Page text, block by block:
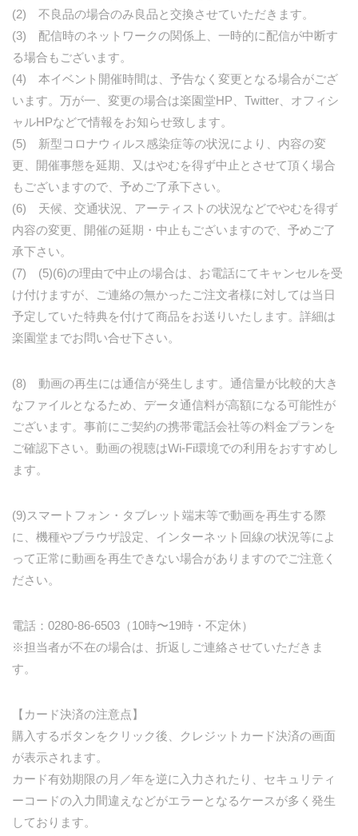
(2) 不良品の場合のみ良品と交換させていただきます。
(3) 配信時のネットワークの関係上、一時的に配信が中断す
る場合もございます。
(4) 本イベント開催時間は、予告なく変更となる場合がござ
います。万が一、変更の場合は楽園堂HP、Twitter、オフィシ
ャルHPなどで情報をお知らせ致します。
(5) 新型コロナウィルス感染症等の状況により、内容の変
更、開催事態を延期、又はやむを得ず中止とさせて頂く場合
もございますので、予めご了承下さい。
(6) 天候、交通状況、アーティストの状況などでやむを得ず
内容の変更、開催の延期・中止もございますので、予めご了
承下さい。
(7) (5)(6)の理由で中止の場合は、お電話にてキャンセルを受
け付けますが、ご連絡の無かったご注文者様に対しては当日
予定していた特典を付けて商品をお送りいたします。詳細は
楽園堂までお問い合せ下さい。
(8) 動画の再生には通信が発生します。通信量が比較的大き
なファイルとなるため、データ通信料が高額になる可能性が
ございます。事前にご契約の携帯電話会社等の料金プランを
ご確認下さい。動画の視聴はWi-Fi環境での利用をおすすめし
ます。
(9)スマートフォン・タブレット端末等で動画を再生する際
に、機種やブラウザ設定、インターネット回線の状況等によ
って正常に動画を再生できない場合がありますのでご注意く
ださい。
電話：0280-86-6503（10時〜19時・不定休）
※担当者が不在の場合は、折返しご連絡させていただきま
す。
【カード決済の注意点】
購入するボタンをクリック後、クレジットカード決済の画面
が表示されます。
カード有効期限の月／年を逆に入力されたり、セキュリティ
ーコードの入力間違えなどがエラーとなるケースが多く発生
しております。